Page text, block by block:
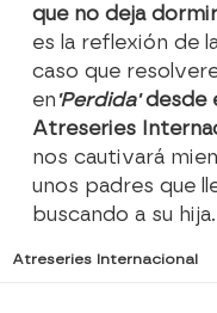
que no deja
es la reflexión de
caso que
en'Perdida'desde
Atreseries
nos cautivará
unos padres que
buscando a su hija.
Atreseries Internacional